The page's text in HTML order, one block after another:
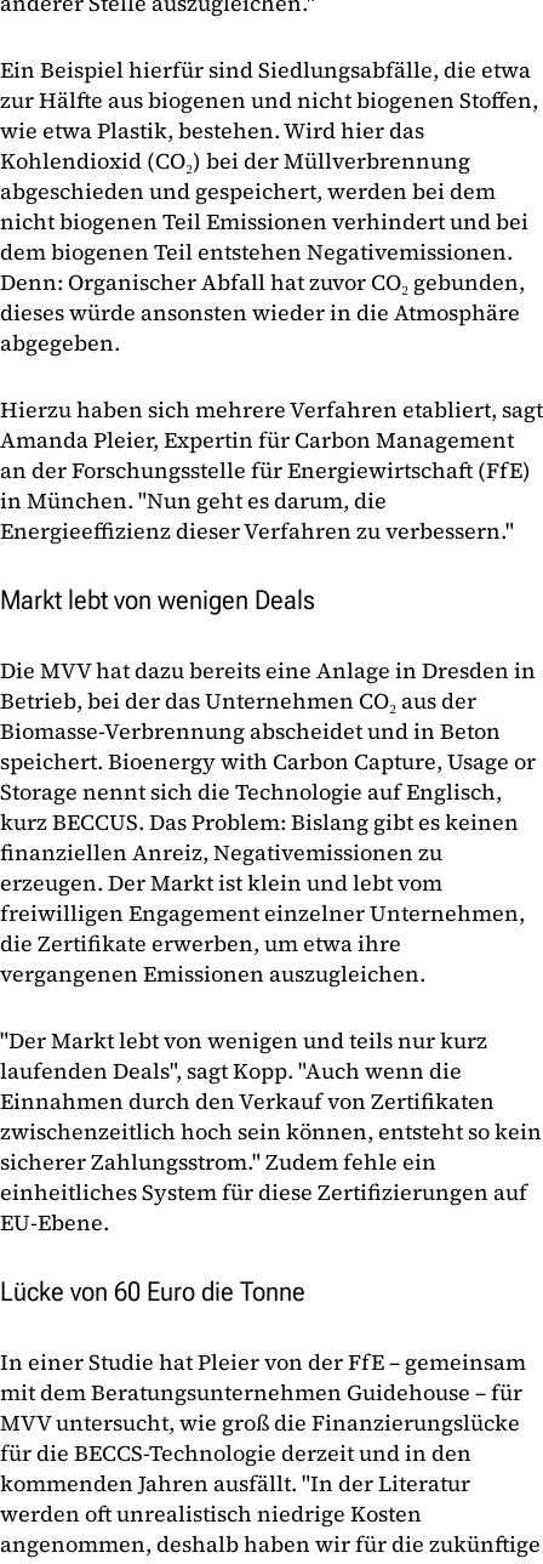
Ein Beispiel hierfür sind Siedlungsabfälle, die etwa
zur Hälfte aus biogenen und nicht biogenen Stoffen,
wie etwa Plastik, bestehen. Wird hier das
Kohlendioxid (CO₂) bei der Müllverbrennung
abgeschieden und gespeichert, werden bei dem
nicht biogenen Teil Emissionen verhindert und bei
dem biogenen Teil entstehen Negativemissionen.
Denn: Organischer Abfall hat zuvor CO₂ gebunden,
dieses würde ansonsten wieder in die Atmosphäre
abgegeben.
Hierzu haben sich mehrere Verfahren etabliert, sagt
Amanda Pleier, Expertin für Carbon Management
an der Forschungsstelle für Energiewirtschaft (FfE)
in München. "Nun geht es darum, die
Energieeffizienz dieser Verfahren zu verbessern."
Markt lebt von wenigen Deals
Die MVV hat dazu bereits eine Anlage in Dresden in
Betrieb, bei der das Unternehmen CO₂ aus der
Biomasse-Verbrennung abscheidet und in Beton
speichert. Bioenergy with Carbon Capture, Usage or
Storage nennt sich die Technologie auf Englisch,
kurz BECCUS. Das Problem: Bislang gibt es keinen
finanziellen Anreiz, Negativemissionen zu
erzeugen. Der Markt ist klein und lebt vom
freiwilligen Engagement einzelner Unternehmen,
die Zertifikate erwerben, um etwa ihre
vergangenen Emissionen auszugleichen.
"Der Markt lebt von wenigen und teils nur kurz
laufenden Deals", sagt Kopp. "Auch wenn die
Einnahmen durch den Verkauf von Zertifikaten
zwischenzeitlich hoch sein können, entsteht so kein
sicherer Zahlungsstrom." Zudem fehle ein
einheitliches System für diese Zertifizierungen auf
EU-Ebene.
Lücke von 60 Euro die Tonne
In einer Studie hat Pleier von der FfE – gemeinsam
mit dem Beratungsunternehmen Guidehouse – für
MVV untersucht, wie groß die Finanzierungslücke
für die BECCS-Technologie derzeit und in den
kommenden Jahren ausfällt. "In der Literatur
werden oft unrealistisch niedrige Kosten
angenommen, deshalb haben wir für die zukünftige